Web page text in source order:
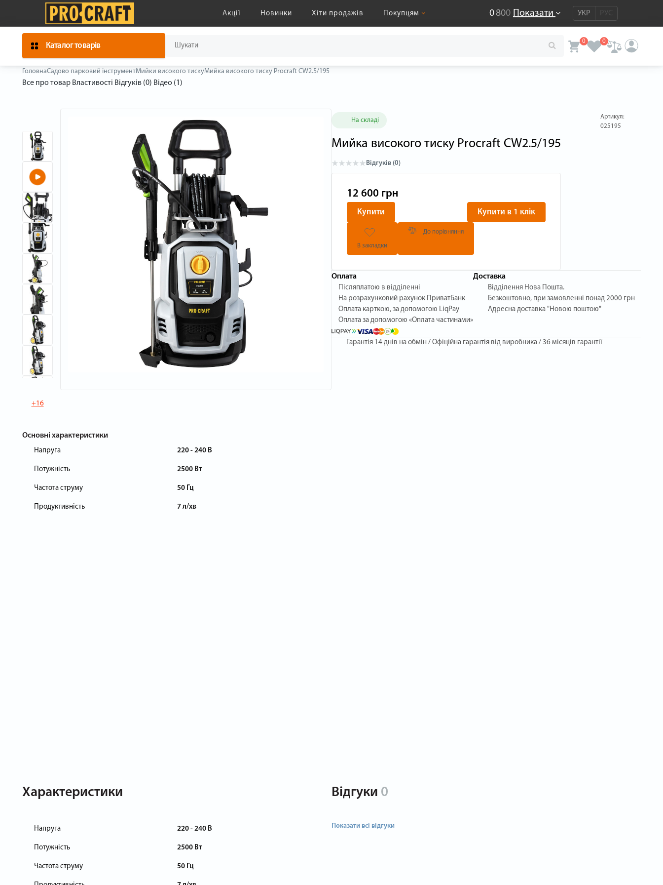
Акції Новинки Хіти продажів Покупцям 0800 Показати УКР РУС
Каталог товарів
0 0
ГоловнаСадово парковий інструментМийки високого тискуМийка високого тиску Procraft CW2.5/195
Все про товар Властивості Відгуків (0) Відео (1)
+16
Основні характеристики
Напруга 220 - 240 В
Потужність 2500 Вт
Частота струму 50 Гц
Продуктивність 7 л/хв
На складі
Артикул:
025195
Мийка високого тиску Procraft CW2.5/195
Відгуків (0)
12 600 грн
Купити Купити в 1 клік
В закладки
До порівняння
Оплата
Післяплатою в відділенні
На розрахунковий рахунок ПриватБанк
Оплата карткою, за допомогою LiqPay
Оплата за допомогою «Оплата частинами»
Доставка
Відділення Нова Пошта.
Безкоштовно, при замовленні понад 2000 грн
Адресна доставка "Новою поштою"
Гарантія 14 днів на обмін / Офіційна гарантія від виробника / 36 місяців гарантії
Характеристики
Напруга 220 - 240 В
Потужність 2500 Вт
Частота струму 50 Гц
Відгуки 0
Показати всі відгуки